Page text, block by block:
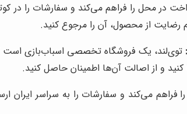
در محل را فراهم می‌کند و سفارشات را در
از محصول، آن را مرجوع کنید.
توی‌لند، یک فروشگاه تخصصی اسباب‌بازی است
کنید و از اصالت آن‌ها اطمینان حاصل کنید.
فراهم می‌کند و سفارشات را به سراسر ایران